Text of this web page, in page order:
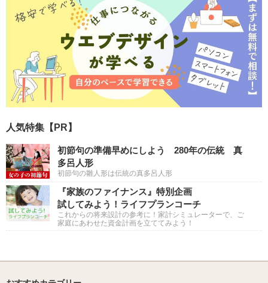
人気特集【PR】
初節句の準備早めにしよう 280年の伝統 真
多呂人形
初節句の雛人形は伝統の真多呂人形
『家族のファイナンス』特別企画
試してみよう！ライフプランコーチ
これからの将来設計の参考に！家計シミュレーターで、ご
家庭にあわせた資金計画を立ててみよう！